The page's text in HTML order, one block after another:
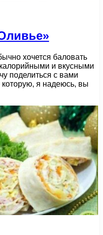
хочется баловать
и вкусными
поделиться с вами
которую, я надеюсь, вы